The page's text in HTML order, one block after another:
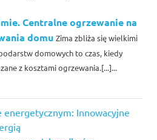
Centralne ogrzewanie na
domu Zima zbliża się wielkimi
domowych to czas, kiedy
z kosztami ogrzewania.[...]...
energetycznym: Innowacyjne